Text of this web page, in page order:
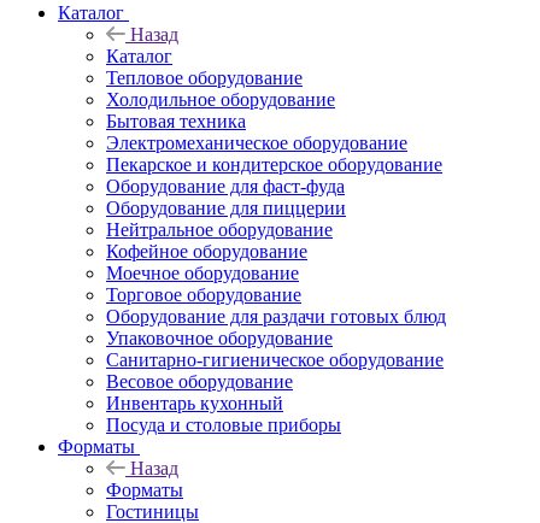
Каталог
Назад
Каталог
Тепловое оборудование
Холодильное оборудование
Бытовая техника
Электромеханическое оборудование
Пекарское и кондитерское оборудование
Оборудование для фаст-фуда
Оборудование для пиццерии
Нейтральное оборудование
Кофейное оборудование
Моечное оборудование
Торговое оборудование
Оборудование для раздачи готовых блюд
Упаковочное оборудование
Санитарно-гигиеническое оборудование
Весовое оборудование
Инвентарь кухонный
Посуда и столовые приборы
Форматы
Назад
Форматы
Гостиницы